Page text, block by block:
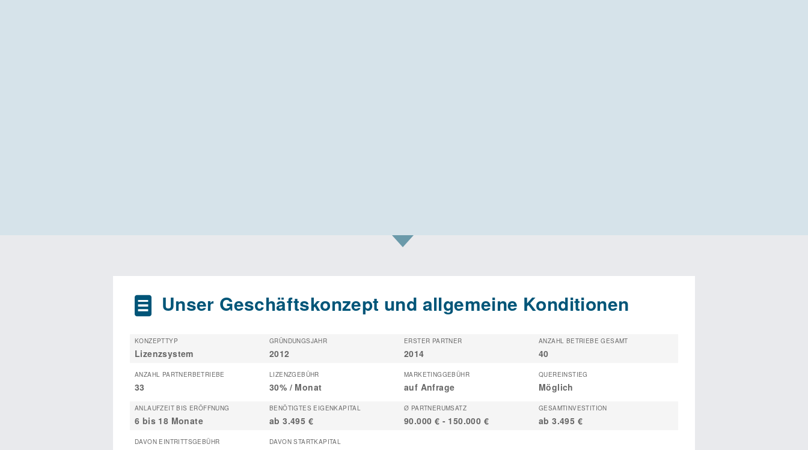
Unser Geschäftskonzept und allgemeine Konditionen
KONZEPTTYP
Lizenzsystem
GRÜNDUNGSJAHR
2012
ERSTER PARTNER
2014
ANZAHL BETRIEBE GESAMT
40
ANZAHL PARTNERBETRIEBE
33
LIZENZGEBÜHR
30% / Monat
MARKETINGGEBÜHR
auf Anfrage
QUEREINSTIEG
Möglich
ANLAUFZEIT BIS ERÖFFNUNG
6 bis 18 Monate
BENÖTIGTES EIGENKAPITAL
ab 3.495 €
Ø PARTNERUMSATZ
90.000 € - 150.000 €
GESAMTINVESTITION
ab 3.495 €
DAVON EINTRITTSGEBÜHR DAVON STARTKAPITAL